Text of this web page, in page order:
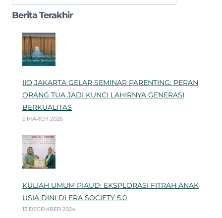
Berita Terakhir
IIQ JAKARTA GELAR SEMINAR PARENTING: PERAN
ORANG TUA JADI KUNCI LAHIRNYA GENERASI
BERKUALITAS
5 MARCH 2026
KULIAH UMUM PIAUD: EKSPLORASI FITRAH ANAK
USIA DINI DI ERA SOCIETY 5.0
13 DECEMBER 2024